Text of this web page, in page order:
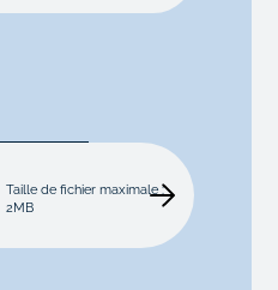
Taille de fichier maximale :
2MB